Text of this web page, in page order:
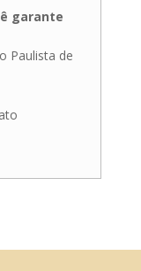
garante
Paulista de